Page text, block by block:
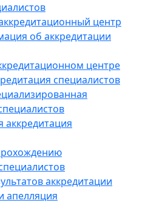
центр
об аккредитации
центре
специалистов
аккредитация
аккредитации
апелляция